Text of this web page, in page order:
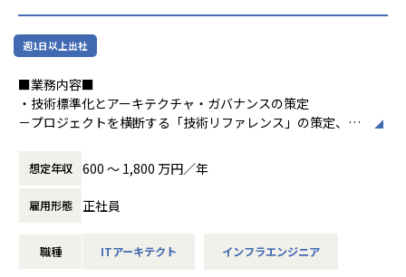
AIプラットフォーム事業では、AI技術やプロフェッショナル
に対する課題解決ソリューションを提供しています。
自社のAIプラットフォーム「exaBase Studio」を用いたサー
ビスから、完全にカスタマイズされたソリューションの企
す。
【業務の変更の範囲】
会社の規定に準ずる
・開発ロードマップの作成
・AIエージェントの中長期的なロードマップに戻づいたアー
キテクチャ設計・実装
・RAGの精度改善における調査・アーキテクチャ改善（検索
機能向上、セキリュティ機能向上等）
・ビジネスメンバーとの橋渡し
・他メンバーの育成やチームの技術リード
RAGテンプレートとは？
週1日以上出社
■業務内容■
・技術標準化とアーキテクチャ・ガバナンスの策定
－プロジェクトを横断する「技術リファレンス」の策定、お
・インフラプロジェクトの技術設計・統括（Lead Architec
t）
－クラウド移行、ネットワーク刷新、サーバー構築等のプロ
思決定
想定年収 600 〜 1,800 万円／年
雇用形態 正社員
職種 ITアーキテクト インフラエンジニア